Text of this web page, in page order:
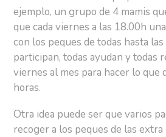
ejemplo, un grupo de 4 mamis
que cada viernes a las 18.00h
con los peques de todas hasta
participan, todas ayudan y todas
viernes al mes para hacer lo que
horas.
Otra idea puede ser que varios
recoger a los peques de las